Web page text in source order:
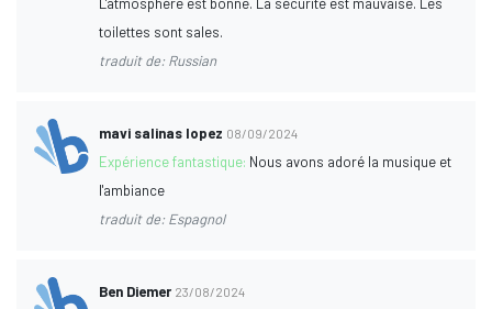
toilettes sont sales.
traduit de: Russian
mavi salinas lopez 08/09/2024
Expérience fantastique: Nous avons adoré la musique et
l'ambiance
traduit de: Espagnol
Ben Diemer 23/08/2024